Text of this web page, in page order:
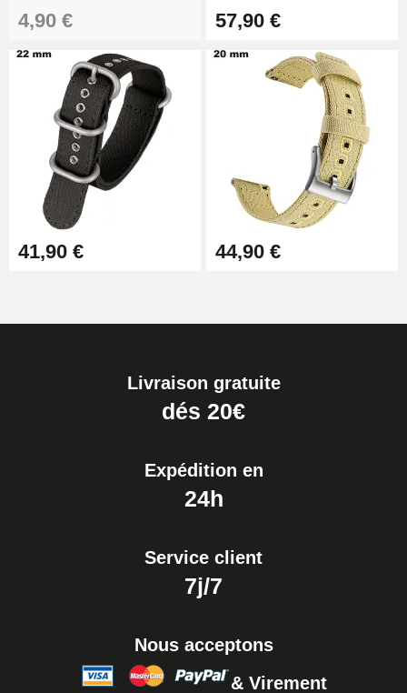
4,90 € 57,90 €
41,90 € 44,90 €
Livraison gratuite
dés 20€
Expédition en
24h
Service client
7j/7
Nous acceptons
& Virement